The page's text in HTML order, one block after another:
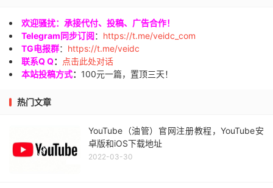
欢迎骚扰：承接代付、投稿、广告合作！
Telegram同步订阅： https://t.me/veidc_com
TG电报群： https://t.me/veidc
联系Q Q：
点击此处对话
本站投稿方式： 100元一篇，置顶三天！
热门文章
YouTube（油管）官网注册教程，YouTube安
卓版和iOS下载地址
2022-03-30